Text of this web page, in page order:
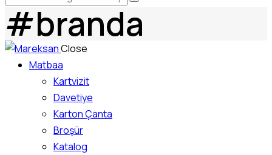
#branda
Close
Matbaa
Kartvizit
Davetiye
Karton Çanta
Broşür
Katalog